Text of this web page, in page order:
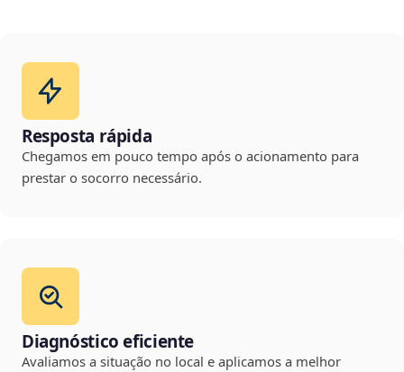
Resposta rápida
Chegamos em pouco tempo após o acionamento para
prestar o socorro necessário.
Diagnóstico eficiente
Avaliamos a situação no local e aplicamos a melhor